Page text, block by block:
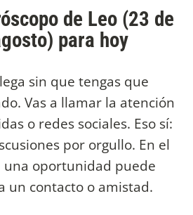
de Leo (23 de
para hoy
sin que tengas que
Vas a llamar la atención
o redes sociales. Eso sí:
por orgullo. En el
una oportunidad puede
un contacto o amistad.